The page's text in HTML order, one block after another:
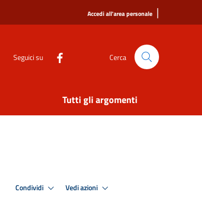
Accedi all'area personale |
Seguici su Cerca
Tutti gli argomenti
Condividi Vedi azioni